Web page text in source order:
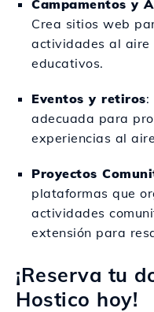
Campamentos y
Crea sitios web
actividades al aire
educativos.
Eventos y retiros:
adecuada para
experiencias al
Proyectos
plataformas que
actividades
extensión para
¡Reserva tu
Hostico hoy!